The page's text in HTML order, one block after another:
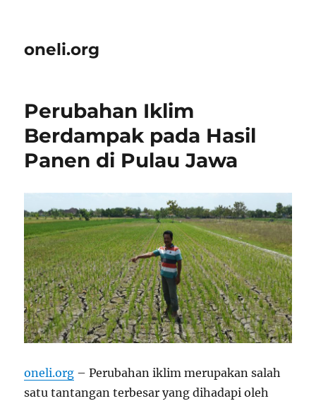
oneli.org
Perubahan Iklim
Berdampak pada Hasil
Panen di Pulau Jawa
oneli.org – Perubahan iklim merupakan salah
satu tantangan terbesar yang dihadapi oleh